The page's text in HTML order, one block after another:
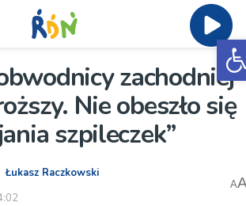
zachodniej
Nie obeszło się
szpileczek”
Łukasz Raczkowski
A